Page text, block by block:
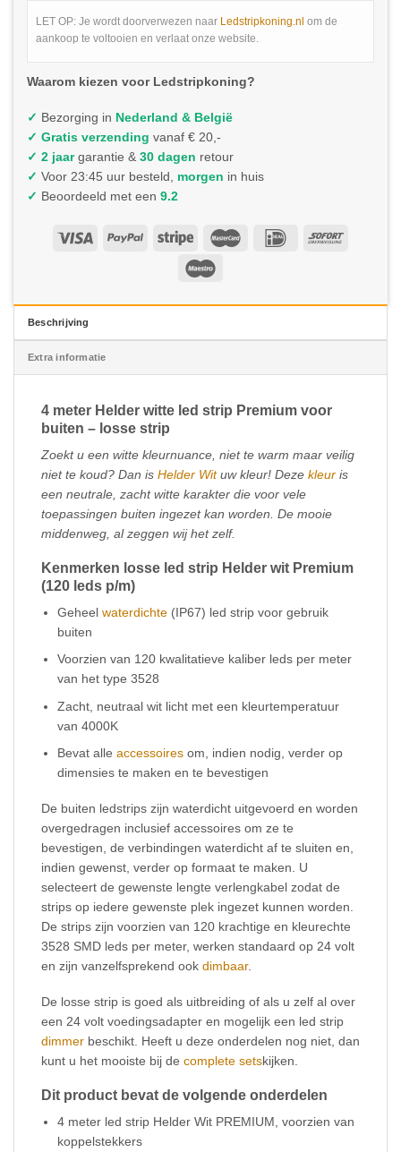
LET OP: Je wordt doorverwezen naar Ledstripkoning.nl om de
aankoop te voltooien en verlaat onze website.
Waarom kiezen voor Ledstripkoning?
✓ Bezorging in Nederland & België
✓ Gratis verzending vanaf € 20,-
✓ 2 jaargarantie & 30 dagen retour
✓ Voor 23:45 uur besteld, morgen in huis
✓ Beoordeeld met een 9.2
Beschrijving
Extra informatie
4 meter Helder witte led strip Premium voor
buiten – losse strip
Zoekt u een witte kleurnuance, niet te warm maar veilig
niet te koud? Dan is Helder Wituw kleur! Deze kleur is
een neutrale, zacht witte karakter die voor vele
toepassingen buiten ingezet kan worden. De mooie
middenweg, al zeggen wij het zelf.
Kenmerken losse led strip Helder wit Premium
(120 leds p/m)
Geheelwaterdichte (IP67) led strip voor gebruik
buiten
Voorzien van 120 kwalitatieve kaliber leds per meter
van het type 3528
Zacht, neutraal wit licht met een kleurtemperatuur
van 4000K
Bevat alleaccessoires om, indien nodig, verder op
dimensies te maken en te bevestigen
De buiten ledstrips zijn waterdicht uitgevoerd en worden
overgedragen inclusief accessoires om ze te
bevestigen, de verbindingen waterdicht af te sluiten en,
indien gewenst, verder op formaat te maken. U
selecteert de gewenste lengte verlengkabel zodat de
strips op iedere gewenste plek ingezet kunnen worden.
De strips zijn voorzien van 120 krachtige en kleurechte
3528 SMD leds per meter, werken standaard op 24 volt
en zijn vanzelfsprekend ook dimbaar.
De losse strip is goed als uitbreiding of als u zelf al over
een 24 volt voedingsadapter en mogelijk een led strip
dimmer beschikt. Heeft u deze onderdelen nog niet, dan
kunt u het mooiste bij de complete setskijken.
Dit product bevat de volgende onderdelen
4 meter led strip Helder Wit PREMIUM, voorzien van
koppelstekkers